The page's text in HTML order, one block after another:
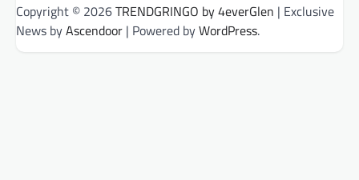
Copyright © 2026TRENDGRINGO by 4everGlen | Exclusive
News byAscendoor | Powered byWordPress.